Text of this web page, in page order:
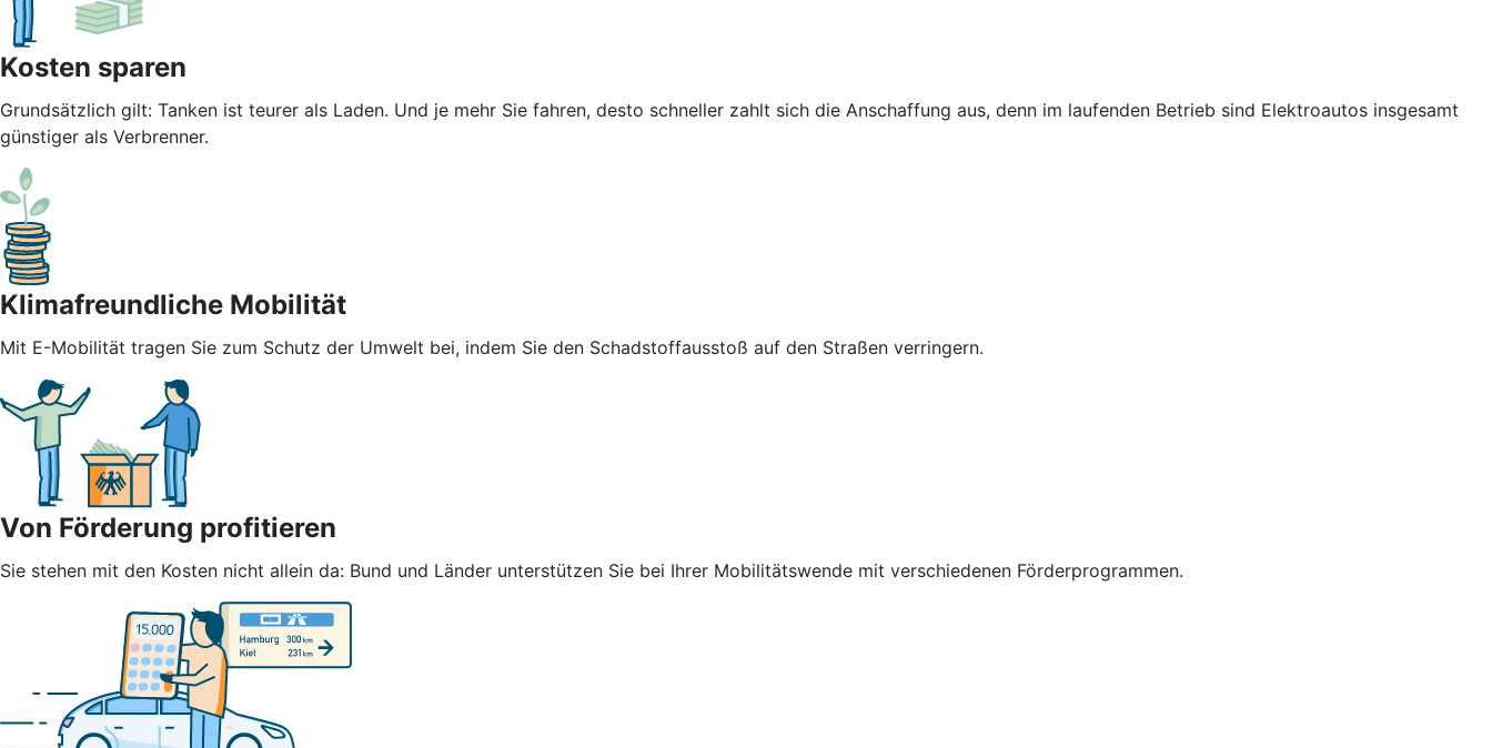
Kosten sparen
Grundsätzlich gilt: Tanken ist teurer als Laden. Und je mehr Sie fahren, desto schneller zahlt sich die Anschaffung aus, denn im laufenden Betrieb sind Elektroautos insgesamt
günstiger als Verbrenner.
Klimafreundliche Mobilität
Mit E-Mobilität tragen Sie zum Schutz der Umwelt bei, indem Sie den Schadstoffausstoß auf den Straßen verringern.
Von Förderung profitieren
Sie stehen mit den Kosten nicht allein da: Bund und Länder unterstützen Sie bei Ihrer Mobilitätswende mit verschiedenen Förderprogrammen.